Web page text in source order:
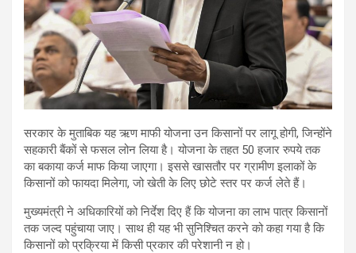
सरकार के मुताबिक यह ऋण माफी योजना उन किसानों पर लागू होगी, जिन्होंने
सहकारी बैंकों से फसल लोन लिया है। योजना के तहत 50 हजार रुपये तक
का बकाया कर्ज माफ किया जाएगा। इससे खासतौर पर ग्रामीण इलाकों के
किसानों को फायदा मिलेगा, जो खेती के लिए छोटे स्तर पर कर्ज लेते हैं।
मुख्यमंत्री ने अधिकारियों को निर्देश दिए हैं कि योजना का लाभ पात्र किसानों
तक जल्द पहुंचाया जाए। साथ ही यह भी सुनिश्चित करने को कहा गया है कि
किसानों को प्रक्रिया में किसी प्रकार की परेशानी न हो।